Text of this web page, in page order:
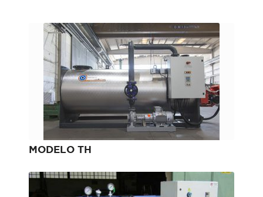
MODELO TH